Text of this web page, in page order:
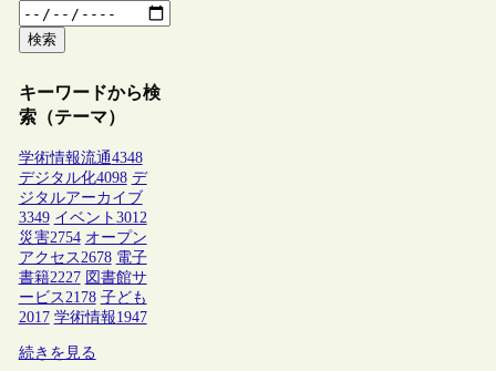
検索
キーワードから検
索（テーマ）
学術情報流通4348
デジタル化4098 デ
ジタルアーカイブ
3349 イベント 3012
災害2754 オープン
アクセス 2678 電子
書籍2227 図書館サ
ービス 2178 子ども
2017 学術情報1947
続きを見る